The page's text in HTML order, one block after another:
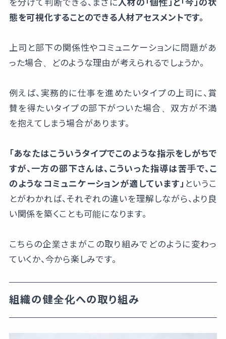
を分けて判断できる、まさに 人材の「個性」と「今」の状
態を可視化することのできる人材アセスメントです。
上司と部下の関係性やコミュニケーションに問題があ
った場合、どのような理由が考えられるでしょうか。
例えば、実務的に仕事を進めたいタイプの上司に、賞
賛を得たいタイプの部下がついた場合、双方が不満
を抱えてしまう場合があります。
「あなたはこういうタイプでこのような指示をしがちで
すが、一方の部下さんは、こういった指導は苦手で、こ
のようなコミュニケーションが適しています」 というこ
とがわかれば、それぞれの違いを理解しながら、より良
い関係を築くことも可能になります。
こちらの企業さまがこの取り組みでどのように変わっ
ていくか、今から楽しみです。
組織の健全化への取り組み